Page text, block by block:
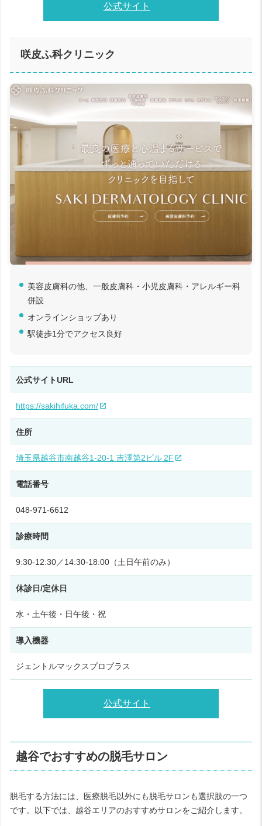
公式サイト
咲皮ふ科クリニック
美容皮膚科の他、一般皮膚科・小児皮膚科・アレルギー科
併設
オンラインショップあり
駅徒歩1分でアクセス良好
公式サイトURL
https://sakihifuka.com/
住所
埼玉県越谷市南越谷1‑20‑1 吉澤第2ビル 2F
電話番号
048-971-6612
診療時間
9:30‑12:30／14:30‑18:00（土日午前のみ）
休診日/定休日
水・土午後・日午後・祝
導入機器
ジェントルマックスプロプラス
公式サイト
越谷でおすすめの脱毛サロン
脱毛する方法には、医療脱毛以外にも脱毛サロンも選択肢の一つ
です。以下では、越谷エリアのおすすめサロンをご紹介します。